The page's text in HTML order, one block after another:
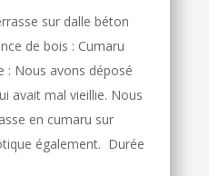
sur dalle béton
de bois : Cumaru
: Nous avons déposé
avait mal vieillie. Nous
en cumaru sur
également. Durée